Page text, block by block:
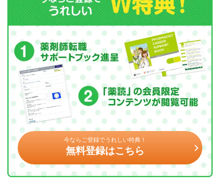
今ならご登録でうれしい特典！
無料登録はこちら